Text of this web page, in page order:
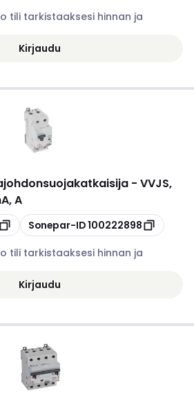
tili tarkistaaksesi hinnan ja
Kirjaudu
- VVJS,
A
Kopioi
Sonepar-ID100222898
tili tarkistaaksesi hinnan ja
Kirjaudu